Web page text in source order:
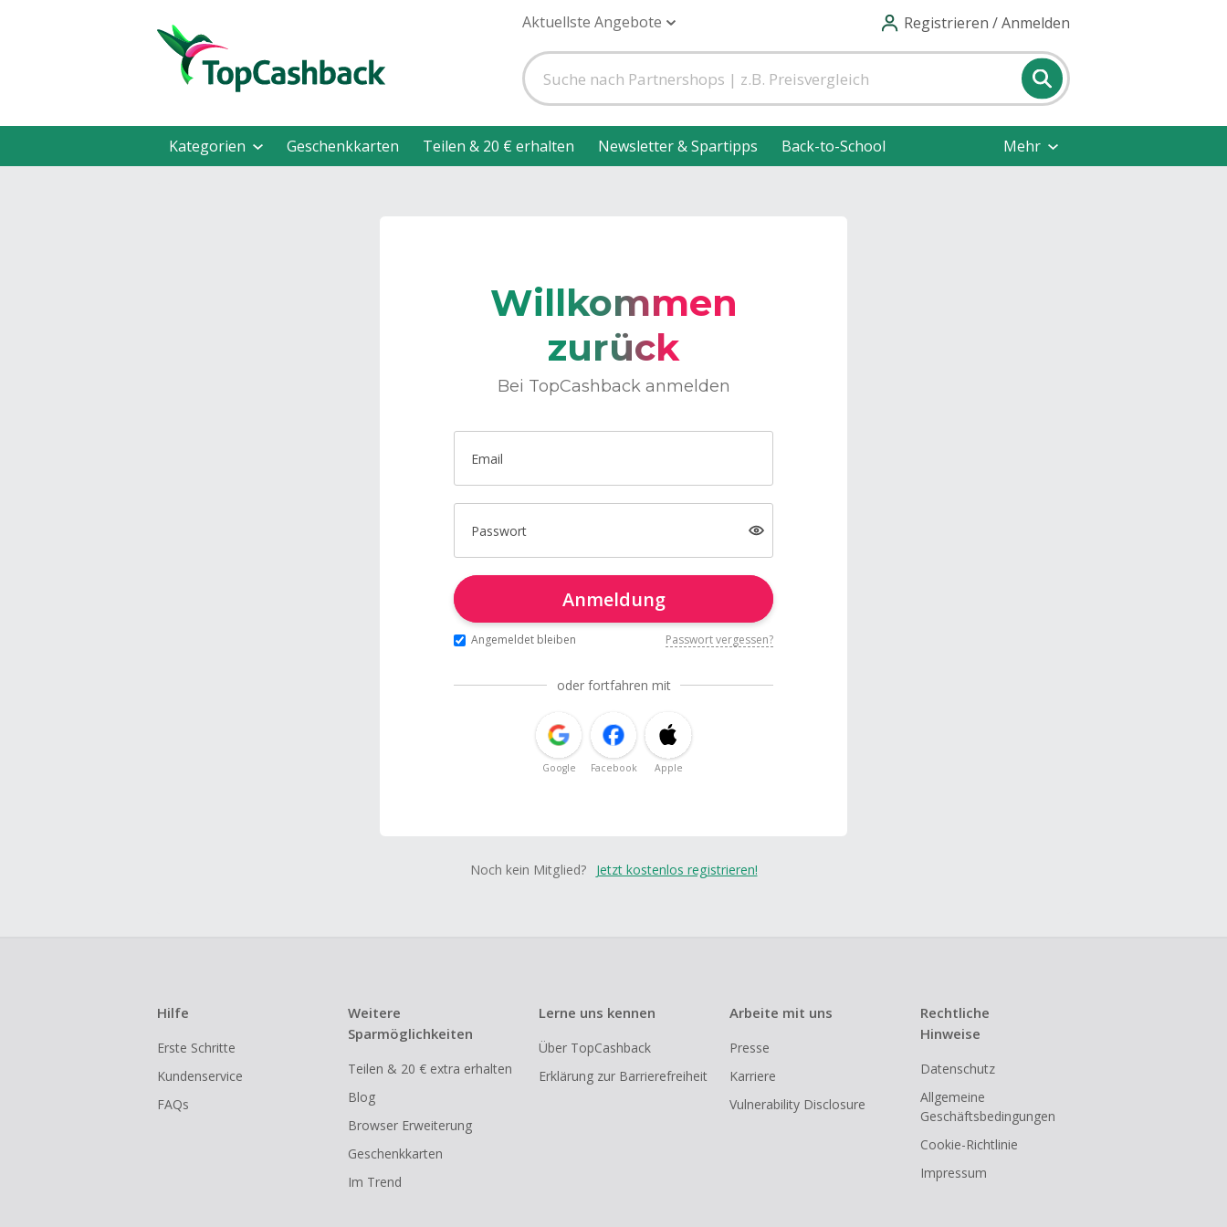
Aktuellste Angebote Registrieren / Anmelden
Kategorien Geschenkkarten Teilen & 20 € erhalten Newsletter & Spartipps Back-to-School Mehr
Willkommen
zurück
Bei TopCashback anmelden
Email
Passwort
Anmeldung
Angemeldet bleiben Passwort vergessen?
oder fortfahren mit
Google Facebook Apple
Noch kein Mitglied? Jetzt kostenlos registrieren!
Hilfe
Erste Schritte
Kundenservice
FAQs
Weitere
Sparmöglichkeiten
Teilen & 20 € extra erhalten
Blog
Browser Erweiterung
Geschenkkarten
Im Trend
Lerne uns kennen
Über TopCashback
Erklärung zur Barrierefreiheit
Arbeite mit uns
Presse
Karriere
Vulnerability Disclosure
Rechtliche
Hinweise
Datenschutz
Allgemeine
Geschäftsbedingungen
Cookie-Richtlinie
Impressum